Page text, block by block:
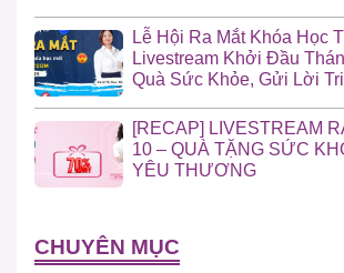
Lễ Hội Ra Mắt Khóa Học
Livestream Khởi Đầu
Quà Sức Khỏe, Gửi Lời
[RECAP] LIVESTREAM
10 – QUÀ TẶNG SỨC
YÊU THƯƠNG
CHUYÊN MỤC